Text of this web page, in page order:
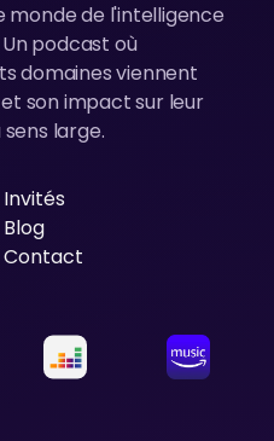
monde de l'intelligence
podcast où
domaines viennent
son impact sur leur
large.
Invités
Invités
Blog
Blog
Contact